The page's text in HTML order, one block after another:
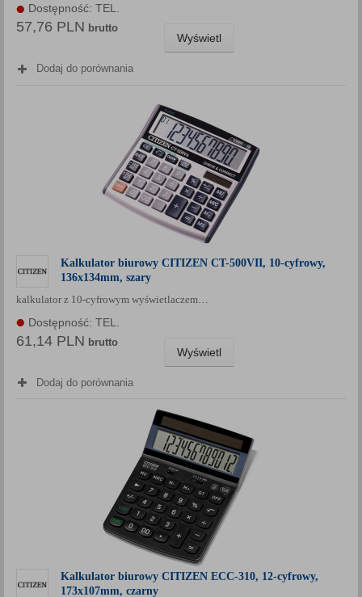
Dostępność: TEL.
57,76 PLN brutto
Wyświetl
Dodaj do porównania
Kalkulator biurowy CITIZEN CT-500VII, 10-cyfrowy,
136x134mm, szary
kalkulator z 10-cyfrowym wyświetlaczem…
Dostępność: TEL.
61,14 PLN brutto
Wyświetl
Dodaj do porównania
Kalkulator biurowy CITIZEN ECC-310, 12-cyfrowy,
173x107mm, czarny